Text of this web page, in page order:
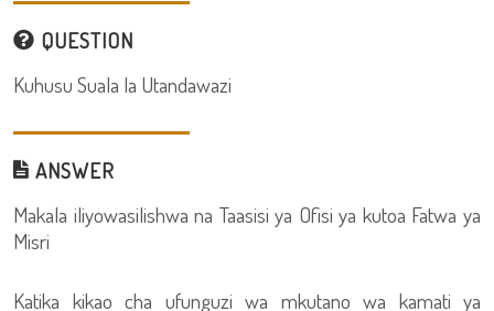
QUESTION
Kuhusu Suala la Utandawazi
ANSWER
Makala iliyowasilishwa na Taasisi ya Ofisi ya kutoa Fatwa ya
Misri
Katika kikao cha ufunguzi wa mkutano wa kamati ya